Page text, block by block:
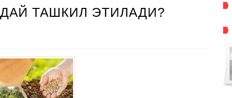
ТАШКИЛ ЭТИЛАДИ?